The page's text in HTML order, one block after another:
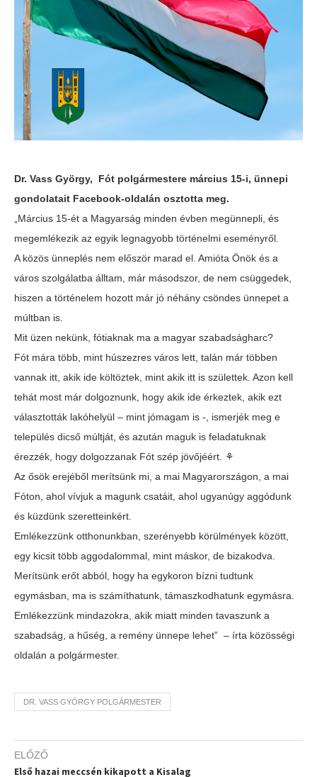
Dr. Vass György, Fót polgármestere március 15-i, ünnepi
gondolatait Facebook-oldalán osztotta meg.
„Március 15-ét a Magyarság minden évben megünnepli, és
megemlékezik az egyik legnagyobb történelmi eseményről.
A közös ünneplés nem először marad el. Amióta Önök és a
város szolgálatba álltam, már másodszor, de nem csüggedek,
hiszen a történelem hozott már jó néhány csöndes ünnepet a
múltban is.
Mit üzen nekünk, fótiaknak ma a magyar szabadságharc?
Fót mára több, mint húszezres város lett, talán már többen
vannak itt, akik ide költöztek, mint akik itt is születtek. Azon kell
tehát most már dolgoznunk, hogy akik ide érkeztek, akik ezt
választották lakóhelyül – mint jómagam is -, ismerjék meg e
település dicső múltját, és azután maguk is feladatuknak
érezzék, hogy dolgozzanak Fót szép jövőjéért. ⚘
Az ősök erejéből merítsünk mi, a mai Magyarországon, a mai
Fóton, ahol vívjuk a magunk csatáit, ahol ugyanúgy aggódunk
és küzdünk szeretteinkért.
Emlékezzünk otthonunkban, szerényebb körülmények között,
egy kicsit több aggodalommal, mint máskor, de bizakodva.
Merítsünk erőt abból, hogy ha egykoron bízni tudtunk
egymásban, ma is számíthatunk, támaszkodhatunk egymásra.
Emlékezzünk mindazokra, akik miatt minden tavaszunk a
szabadság, a hűség, a remény ünnepe lehet” – írta közösségi
oldalán a polgármester.
DR. VASS GYÖRGY POLGÁRMESTER
ELŐZŐ
Első hazai meccsén kikapott a Kisalag